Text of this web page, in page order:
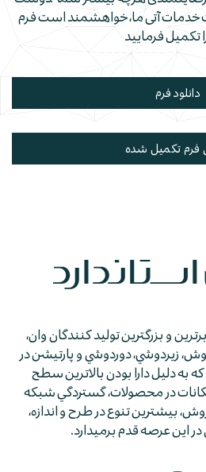
خدمات آتی ما، خواهشمند است فرم
تكمیل فرمایید
دانلود فرم
فرم تکمیل شده
و بزرگترين توليد كنندگان وان،
زيردوشي، دوردوشي و پارتيشن در
به دليل دارا بودن بالاترين سطح
در محصولات، گستردگي شبكه
بيشترين تنوع در طرح و اندازه،
در اين عرصه قدم برمي­دارد.